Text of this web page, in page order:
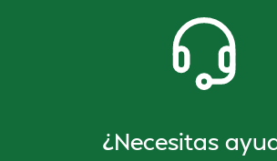
¿Necesitas